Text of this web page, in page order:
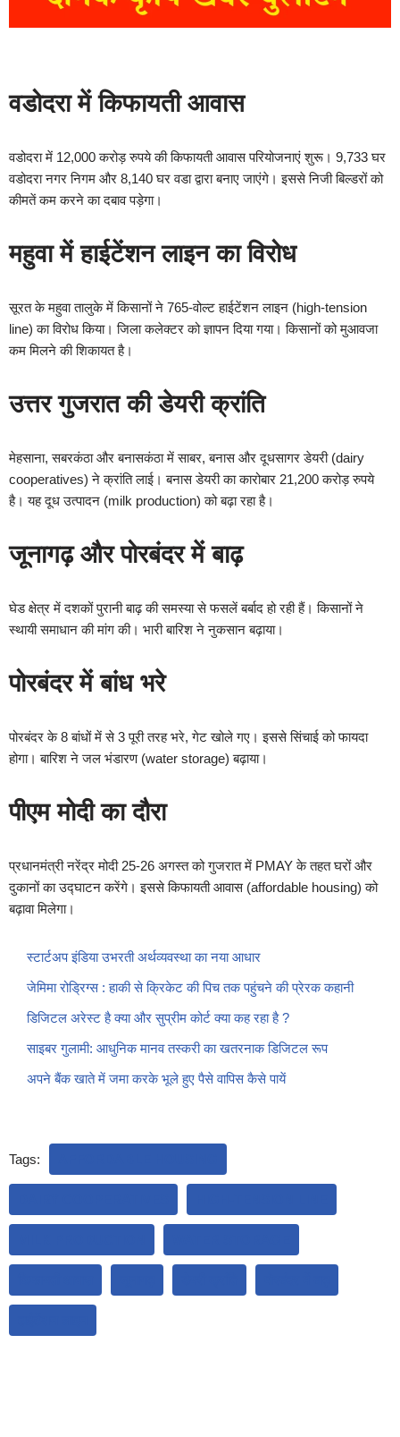
वडोदरा में किफायती आवास
वडोदरा में 12,000 करोड़ रुपये की किफायती आवास परियोजनाएं शुरू। 9,733 घर
वडोदरा नगर निगम और 8,140 घर वडा द्वारा बनाए जाएंगे। इससे निजी बिल्डरों को
कीमतें कम करने का दबाव पड़ेगा।
महुवा में हाईटेंशन लाइन का विरोध
सूरत के महुवा तालुके में किसानों ने 765-वोल्ट हाईटेंशन लाइन (high-tension
line) का विरोध किया। जिला कलेक्टर को ज्ञापन दिया गया। किसानों को मुआवजा
कम मिलने की शिकायत है।
उत्तर गुजरात की डेयरी क्रांति
मेहसाना, सबरकंठा और बनासकंठा में साबर, बनास और दूधसागर डेयरी (dairy
cooperatives) ने क्रांति लाई। बनास डेयरी का कारोबार 21,200 करोड़ रुपये
है। यह दूध उत्पादन (milk production) को बढ़ा रहा है।
जूनागढ़ और पोरबंदर में बाढ़
घेड क्षेत्र में दशकों पुरानी बाढ़ की समस्या से फसलें बर्बाद हो रही हैं। किसानों ने
स्थायी समाधान की मांग की। भारी बारिश ने नुकसान बढ़ाया।
पोरबंदर में बांध भरे
पोरबंदर के 8 बांधों में से 3 पूरी तरह भरे, गेट खोले गए। इससे सिंचाई को फायदा
होगा। बारिश ने जल भंडारण (water storage) बढ़ाया।
पीएम मोदी का दौरा
प्रधानमंत्री नरेंद्र मोदी 25-26 अगस्त को गुजरात में PMAY के तहत घरों और
दुकानों का उद्घाटन करेंगे। इससे किफायती आवास (affordable housing) को
बढ़ावा मिलेगा।
स्टार्टअप इंडिया उभरती अर्थव्यवस्था का नया आधार
जेमिमा रोड्रिग्स : हाकी से क्रिकेट की पिच तक पहुंचने की प्रेरक कहानी
डिजिटल अरेस्ट है क्या और सुप्रीम कोर्ट क्या कह रहा है ?
साइबर गुलामी: आधुनिक मानव तस्करी का खतरनाक डिजिटल रूप
अपने बैंक खाते में जमा करके भूले हुए पैसे वापिस कैसे पायें
Tags: